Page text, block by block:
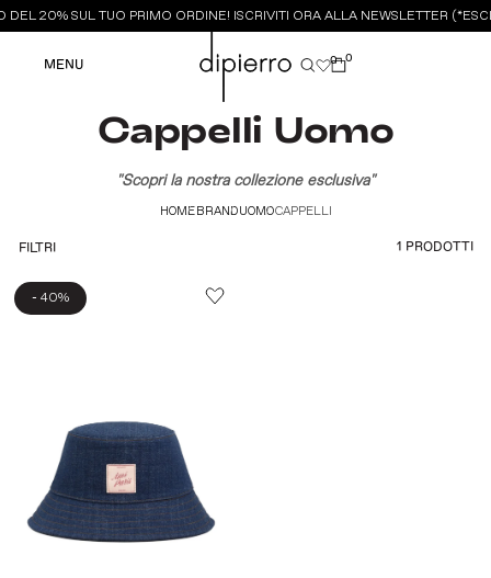
DEL 20% SUL TUO PRIMO ORDINE! ISCRIVITI ORA ALLA NEWSLETTER
MENU 0 0
Cappelli Uomo
"Scopri la nostra collezione esclusiva"
HOME BRAND UOMOCAPPELLI
FILTRI 1 PRODOTTI
- 40%